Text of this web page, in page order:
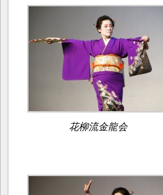
花柳流金龍会